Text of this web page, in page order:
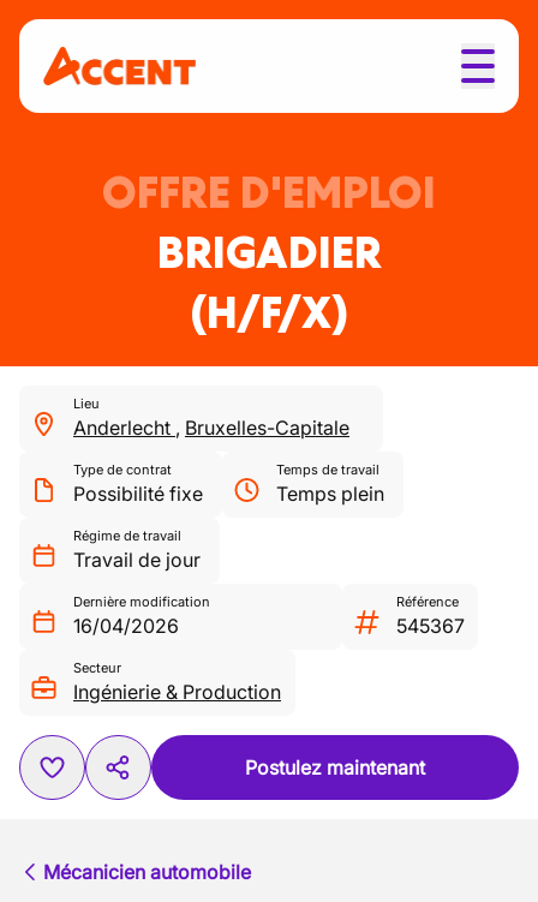
OFFRE D'EMPLOI
BRIGADIER
(H/F/X)
Lieu
Anderlecht , Bruxelles-Capitale
Type de contrat
Possibilité fixe
Temps de travail
Temps plein
Régime de travail
Travail de jour
Dernière modification
16/04/2026
Référence
545367
Secteur
Ingénierie & Production
Postulez maintenant
Mécanicien automobile